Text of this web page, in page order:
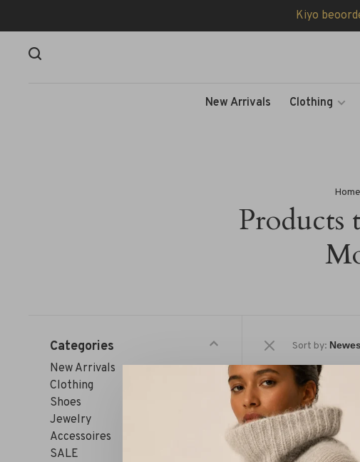
Kiyo
New Arrivals Clothing
Home
Products
Categories
New Arrivals
Clothing
Shoes
Jewelry
Accessoires
SALE
Sort by: